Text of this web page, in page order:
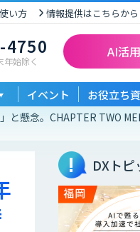
い方 情報提供はこちらから
4750
始除く
AI活
イベント お役立ち
と懸念。CHAPTER TWO
DXトピ